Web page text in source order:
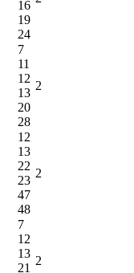
16
19
24
7
11
12
13
20
28
2
12
13
22
23
47
48
2
7
12
13
21
2